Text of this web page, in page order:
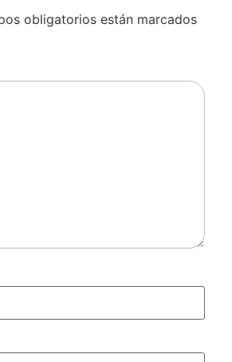
obligatorios están marcados